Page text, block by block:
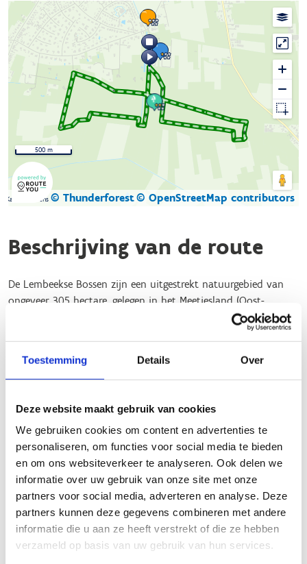
Toestemming Details Over
Deze website maakt gebruik van cookies
We gebruiken cookies om content en advertenties te
personaliseren, om functies voor social media te bieden
en om ons websiteverkeer te analyseren. Ook delen we
informatie over uw gebruik van onze site met onze
partners voor social media, adverteren en analyse. Deze
partners kunnen deze gegevens combineren met andere
informatie die u aan ze heeft verstrekt of die ze hebben
verzameld op basis van uw gebruik van hun services.
Kaartgegevens © Thunderforest© OpenStreetMap contributors
500 m
Beschrijving van de route
De Lembeekse Bossen zijn een uitgestrekt natuurgebied van
ongeveer 305 hectare, gelegen in het Meetjesland (Oost-
Vlaanderen). Het gebied bestaat uit een afwisselend landschap
van loof- en naaldbossen, glooiende velden en kleurrijke
Een ideaal gebied dus om er te gaan recreëren. Naast wandel-,
bewegwijzerde looproute met start aan de parking van het
bos (Tragelstraat 12 9971 Kaprijke).
2 looplussen:
De groene lus: 5 km, bestaande uit 100% onverharde
paden
De blauwe lus: 3 km, bestaande uit 100% onverharde
paden